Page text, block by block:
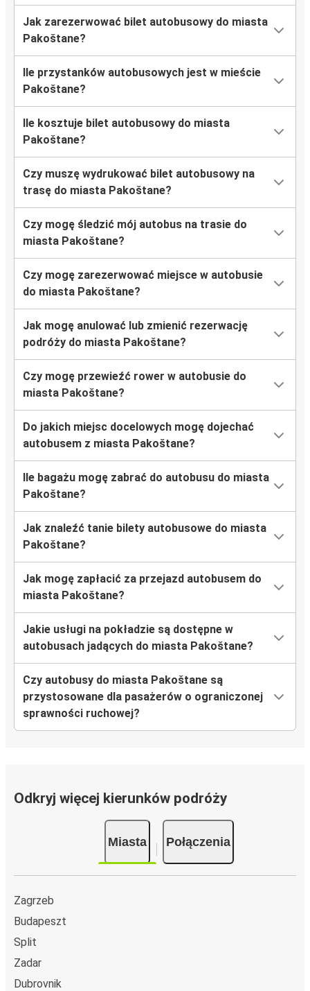
Jak zarezerwować bilet autobusowy do miasta
Pakoštane?
Ile przystanków autobusowych jest w mieście
Pakoštane?
Ile kosztuje bilet autobusowy do miasta
Pakoštane?
Czy muszę wydrukować bilet autobusowy na
trasę do miasta Pakoštane?
Czy mogę śledzić mój autobus na trasie do
miasta Pakoštane?
Czy mogę zarezerwować miejsce w autobusie
do miasta Pakoštane?
Jak mogę anulować lub zmienić rezerwację
podróży do miasta Pakoštane?
Czy mogę przewieźć rower w autobusie do
miasta Pakoštane?
Do jakich miejsc docelowych mogę dojechać
autobusem z miasta Pakoštane?
Ile bagażu mogę zabrać do autobusu do miasta
Pakoštane?
Jak znaleźć tanie bilety autobusowe do miasta
Pakoštane?
Jak mogę zapłacić za przejazd autobusem do
miasta Pakoštane?
Jakie usługi na pokładzie są dostępne w
autobusach jadących do miasta Pakoštane?
Czy autobusy do miasta Pakoštane są
przystosowane dla pasażerów o ograniczonej
sprawności ruchowej?
Odkryj więcej kierunków podróży
Miasta Połączenia
Zagrzeb
Budapeszt
Split
Zadar
Dubrovnik